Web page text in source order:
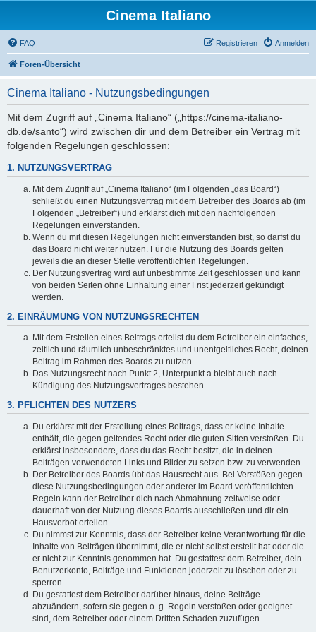
Cinema Italiano
FAQ Anmelden
Registrieren
Foren-Übersicht
Cinema Italiano - Nutzungsbedingungen
Mit dem Zugriff auf „Cinema Italiano“ („https://cinema-italiano-
db.de/santo“) wird zwischen dir und dem Betreiber ein Vertrag mit
folgenden Regelungen geschlossen:
1. NUTZUNGSVERTRAG
Mit dem Zugriff auf „Cinema Italiano“ (im Folgenden „das Board“)
schließt du einen Nutzungsvertrag mit dem Betreiber des Boards ab (im
Folgenden „Betreiber“) und erklärst dich mit den nachfolgenden
Regelungen einverstanden.
Wenn du mit diesen Regelungen nicht einverstanden bist, so darfst du
das Board nicht weiter nutzen. Für die Nutzung des Boards gelten
jeweils die an dieser Stelle veröffentlichten Regelungen.
Der Nutzungsvertrag wird auf unbestimmte Zeit geschlossen und kann
von beiden Seiten ohne Einhaltung einer Frist jederzeit gekündigt
werden.
2. EINRÄUMUNG VON NUTZUNGSRECHTEN
Mit dem Erstellen eines Beitrags erteilst du dem Betreiber ein einfaches,
zeitlich und räumlich unbeschränktes und unentgeltliches Recht, deinen
Beitrag im Rahmen des Boards zu nutzen.
Das Nutzungsrecht nach Punkt 2, Unterpunkt a bleibt auch nach
Kündigung des Nutzungsvertrages bestehen.
3. PFLICHTEN DES NUTZERS
Du erklärst mit der Erstellung eines Beitrags, dass er keine Inhalte
enthält, die gegen geltendes Recht oder die guten Sitten verstoßen. Du
erklärst insbesondere, dass du das Recht besitzt, die in deinen
Beiträgen verwendeten Links und Bilder zu setzen bzw. zu verwenden.
Der Betreiber des Boards übt das Hausrecht aus. Bei Verstößen gegen
diese Nutzungsbedingungen oder anderer im Board veröffentlichten
Regeln kann der Betreiber dich nach Abmahnung zeitweise oder
dauerhaft von der Nutzung dieses Boards ausschließen und dir ein
Hausverbot erteilen.
Du nimmst zur Kenntnis, dass der Betreiber keine Verantwortung für die
Inhalte von Beiträgen übernimmt, die er nicht selbst erstellt hat oder die
er nicht zur Kenntnis genommen hat. Du gestattest dem Betreiber, dein
Benutzerkonto, Beiträge und Funktionen jederzeit zu löschen oder zu
sperren.
Du gestattest dem Betreiber darüber hinaus, deine Beiträge
abzuändern, sofern sie gegen o. g. Regeln verstoßen oder geeignet
sind, dem Betreiber oder einem Dritten Schaden zuzufügen.